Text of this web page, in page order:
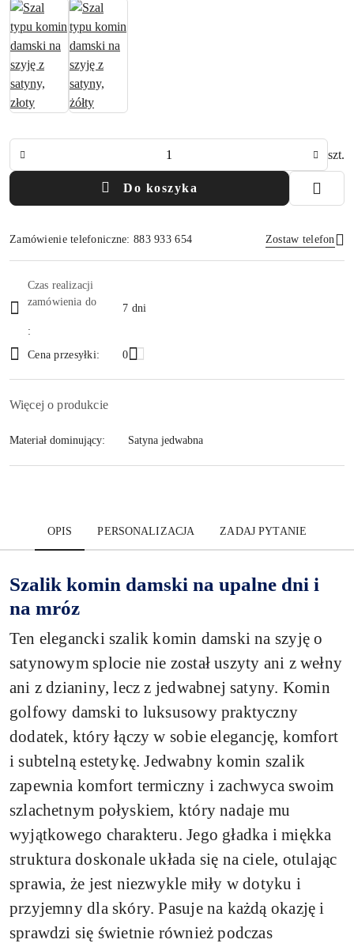
szt.
Do koszyka
Zamówienie telefoniczne: 883 933 654 Zostaw telefon
dostawa
Czas realizacji
zamówienia do
:
7 dni
Cena przesyłki: 0
Więcej o produkcie
Materiał dominujący: Satyna jedwabna
OPIS PERSONALIZACJA ZADAJ PYTANIE
Szalik komin damski na upalne dni i
na mróz
Ten elegancki szalik komin damski na szyję o
satynowym splocie nie został uszyty ani z wełny
ani z dzianiny, lecz z jedwabnej satyny. Komin
golfowy damski to luksusowy praktyczny
dodatek, który łączy w sobie elegancję, komfort
i subtelną estetykę. Jedwabny komin szalik
zapewnia komfort termiczny i zachwyca swoim
szlachetnym połyskiem, który nadaje mu
wyjątkowego charakteru. Jego gładka i miękka
struktura doskonale układa się na ciele, otulając
sprawia, że jest niezwykle miły w dotyku i
przyjemny dla skóry. Pasuje na każdą okazję i
sprawdzi się świetnie również podczas